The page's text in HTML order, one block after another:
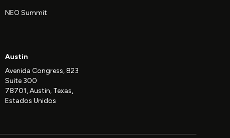
NEO Summit
Austin
Avenida Congress, 823
Suite 300
78701, Austin, Texas,
Estados Unidos